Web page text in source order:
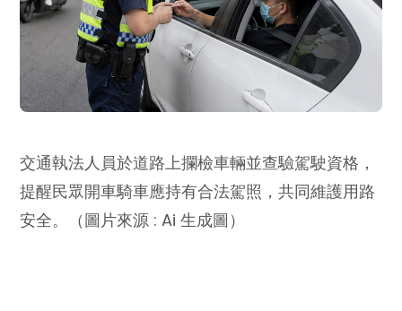
交通執法人員於道路上攔檢車輛並查驗駕駛資格，
提醒民眾開車騎車應持有合法駕照，共同維護用路
安全。（圖片來源 : Ai 生成圖）